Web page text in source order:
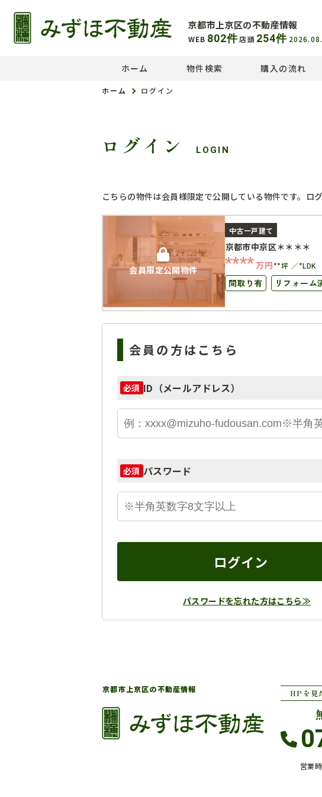
京都市上京区の不動産情報
WEB 802件店頭 254件
ホーム 物件検索 購入の流れ
ホーム ログイン
ログイン LOGIN
こちらの物件は会員様限定で公開している物件です。ロ
会員限定公開物件
中古一戸建て
京都市中京区＊＊＊＊
****万円**坪 *LDK
間取り有 リフォーム
会員の方はこちら
必須 ID（メールアドレス）
必須 パスワード
ログイン
パスワードを忘れた方はこちら≫
京都市上京区の不動産情報 HPを見
営業